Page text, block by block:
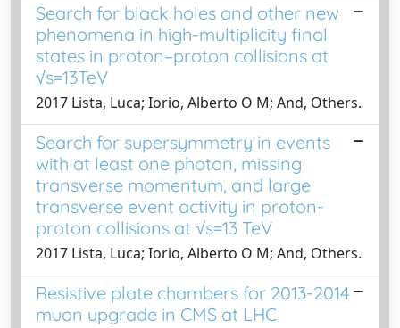
Search for black holes and other new
phenomena in high-multiplicity final
states in proton–proton collisions at
√s=13TeV
2017 Lista, Luca; Iorio, Alberto O M; And, Others.
Search for supersymmetry in events
with at least one photon, missing
transverse momentum, and large
transverse event activity in proton-
proton collisions at √s=13 TeV
2017 Lista, Luca; Iorio, Alberto O M; And, Others.
Resistive plate chambers for 2013-2014
muon upgrade in CMS at LHC